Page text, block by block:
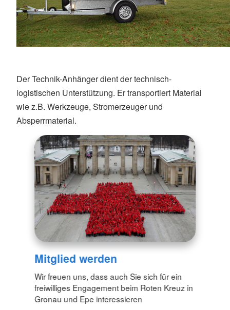
Der Technik-Anhänger dient der technisch-
logistischen Unterstützung. Er transportiert Material
wie z.B. Werkzeuge, Stromerzeuger und
Absperrmaterial.
Mitglied werden
Wir freuen uns, dass auch Sie sich für ein
freiwilliges Engagement beim Roten Kreuz in
Gronau und Epe interessieren